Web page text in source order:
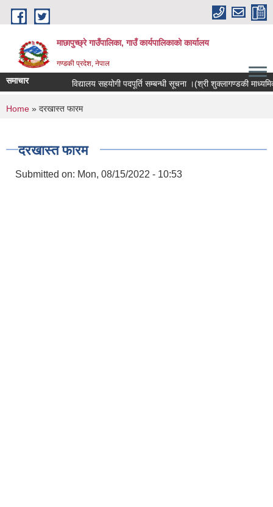
Skip to main content
माछापुच्छ्रे गाउँपालिका, गाउँ कार्यपालिकाको कार्यालय
गण्डकी प्रदेश, नेपाल
समाचार विद्यालय सहयोगी पदपूर्ति सम्बन्धी सूचना ।(श्री शुक्लागण्डकी माध्यमिक
You are here
Home » दरखास्त फारम
दरखास्त फारम
Submitted on: Mon, 08/15/2022 - 10:53